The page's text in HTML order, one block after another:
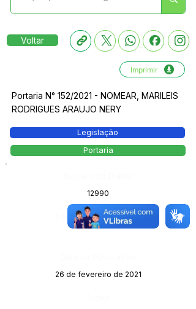
Voltar
Imprimir
Portaria N° 152/2021 - NOMEAR, MARILEIS
RODRIGUES ARAUJO NERY
Legislação
Portaria
12990
Página da Publicação:
26 de fevereiro de 2021